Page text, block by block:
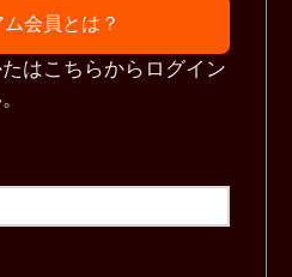
会員とは？
はこちらからログイン